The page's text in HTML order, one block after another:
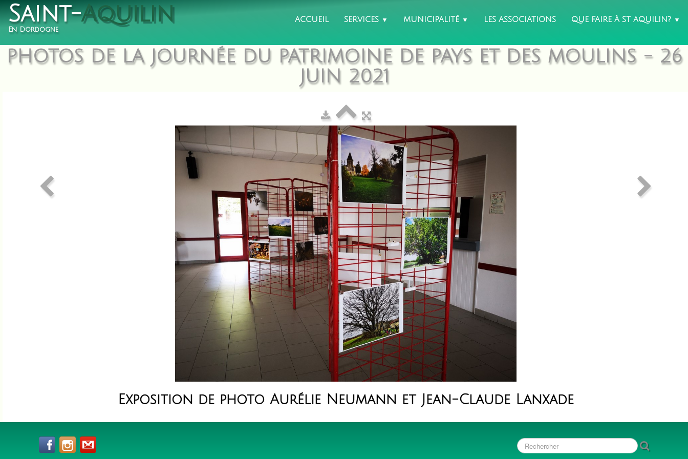
Saint-Aquilin
En Dordogne
ACCUEIL SERVICES ▼ MUNICIPALITÉ ▼ LES ASSOCIATIONS QUE FAIRE À ST AQUILIN? ▼
PHOTOS DE LA JOURNÉE DU PATRIMOINE DE PAYS ET DES MOULINS - 26
JUIN 2021
Exposition de photo Aurélie Neumann et Jean-Claude Lanxade